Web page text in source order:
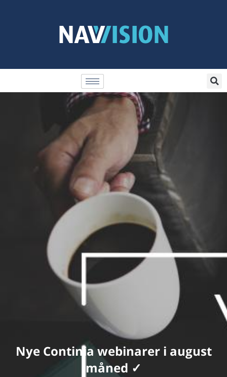
Nye Continia webinarer i august
måned ✓